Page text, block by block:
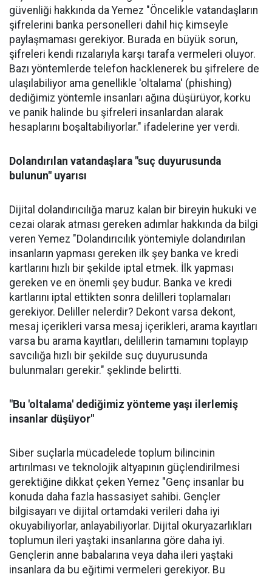
güvenliği hakkında da Yemez "Öncelikle vatandaşların
şifrelerini banka personelleri dahil hiç kimseyle
paylaşmaması gerekiyor. Burada en büyük sorun,
şifreleri kendi rızalarıyla karşı tarafa vermeleri oluyor.
Bazı yöntemlerde telefon hacklenerek bu şifrelere de
ulaşılabiliyor ama genellikle 'oltalama' (phishing)
dediğimiz yöntemle insanları ağına düşürüyor, korku
ve panik halinde bu şifreleri insanlardan alarak
hesaplarını boşaltabiliyorlar." ifadelerine yer verdi.
Dolandırılan vatandaşlara "suç duyurusunda
bulunun" uyarısı
Dijital dolandırıcılığa maruz kalan bir bireyin hukuki ve
cezai olarak atması gereken adımlar hakkında da bilgi
veren Yemez "Dolandırıcılık yöntemiyle dolandırılan
insanların yapması gereken ilk şey banka ve kredi
kartlarını hızlı bir şekilde iptal etmek. İlk yapması
gereken ve en önemli şey budur. Banka ve kredi
kartlarını iptal ettikten sonra delilleri toplamaları
gerekiyor. Deliller nelerdir? Dekont varsa dekont,
mesaj içerikleri varsa mesaj içerikleri, arama kayıtları
varsa bu arama kayıtları, delillerin tamamını toplayıp
savcılığa hızlı bir şekilde suç duyurusunda
bulunmaları gerekir." şeklinde belirtti.
"Bu 'oltalama' dediğimiz yönteme yaşı ilerlemiş
insanlar düşüyor"
Siber suçlarla mücadelede toplum bilincinin
artırılması ve teknolojik altyapının güçlendirilmesi
gerektiğine dikkat çeken Yemez "Genç insanlar bu
konuda daha fazla hassasiyet sahibi. Gençler
bilgisayarı ve dijital ortamdaki verileri daha iyi
okuyabiliyorlar, anlayabiliyorlar. Dijital okuryazarlıkları
toplumun ileri yaştaki insanlarına göre daha iyi.
Gençlerin anne babalarına veya daha ileri yaştaki
insanlara da bu eğitimi vermeleri gerekiyor. Bu